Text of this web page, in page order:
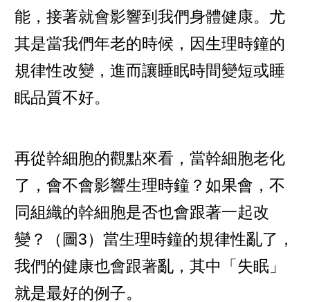
能，接著就會影響到我們身體健康。尤
其是當我們年老的時候，因生理時鐘的
規律性改變，進而讓睡眠時間變短或睡
眠品質不好。
再從幹細胞的觀點來看，當幹細胞老化
了，會不會影響生理時鐘？如果會，不
同組織的幹細胞是否也會跟著一起改
變？（圖3）當生理時鐘的規律性亂了，
我們的健康也會跟著亂，其中「失眠」
就是最好的例子。